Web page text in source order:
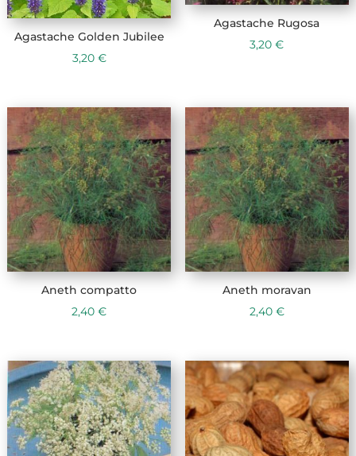
Agastache Golden Jubilee
3,20 €
Agastache Rugosa
3,20€
Aneth compatto
2,40€
Aneth moravan
2,40 €